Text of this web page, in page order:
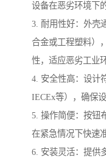
设备在恶劣环境下
3. 耐用性好：外壳
合金或工程塑料）
性，适应恶劣工业
4. 安全性高：设计
IECEx等），确保
5. 操作简便：按钮
在紧急情况下快速
6. 安装灵活：提供